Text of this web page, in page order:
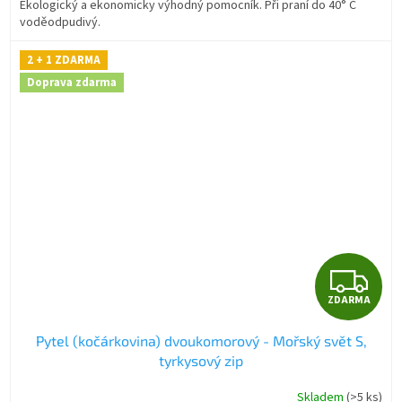
Ekologický a ekonomicky výhodný pomocník. Při praní do 40° C
voděodpudivý.
2 + 1 ZDARMA
Doprava zdarma
Z
D
R
ZDARMA
Pytel (kočárkovina) dvoukomorový - Mořský svět S,
tyrkysový zip
Skladem (>5 ks)